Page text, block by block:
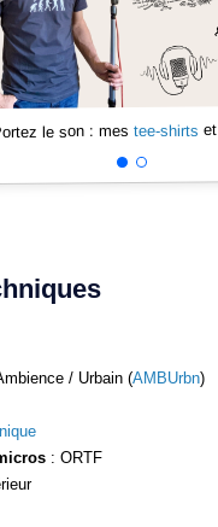
le son : mes tee-shirts et
/ Urbain (AMBUrbn)
: ORTF